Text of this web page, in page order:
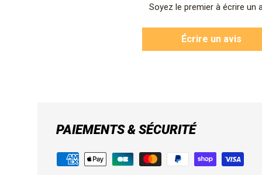
Soyez le premier à écrire un
Écrire un avis
PAIEMENTS & SÉCURITÉ